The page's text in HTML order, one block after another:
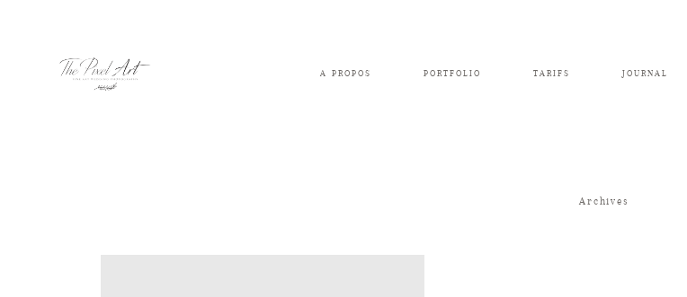
A PROPOS PORTFOLIO TARIFS JOURNAL
Archives